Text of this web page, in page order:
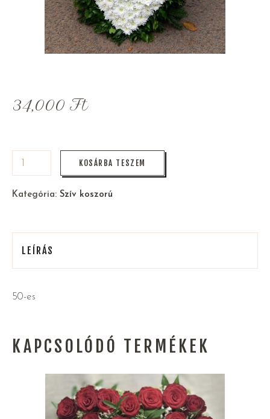
34,000 Ft
KOSÁRBA TESZEM
Kategória: Szív koszorú
LEÍRÁS
50-es
KAPCSOLÓDÓ TERMÉKEK